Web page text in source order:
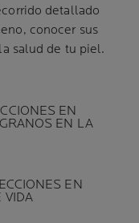
detallado
conocer sus
salud de tu piel.
EN
EN LA
EN
VIDA